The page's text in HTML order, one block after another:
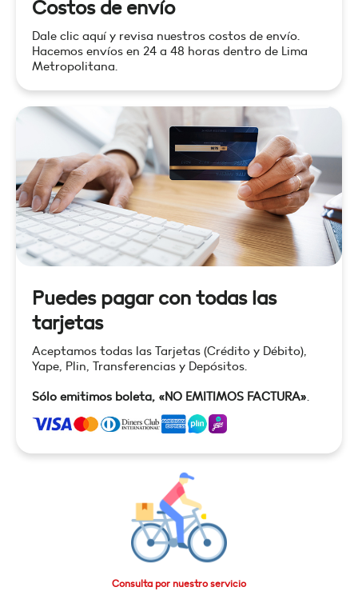
Costos de envío
Dale clic aquí y revisa nuestros costos de envío.
Hacemos envíos en 24 a 48 horas dentro de Lima
Metropolitana.
Puedes pagar con todas las
tarjetas
Aceptamos todas las Tarjetas (Crédito y Débito),
Yape, Plin, Transferencias y Depósitos.
Sólo emitimos boleta, «NO EMITIMOS FACTURA».
Consulta por nuestro servicio